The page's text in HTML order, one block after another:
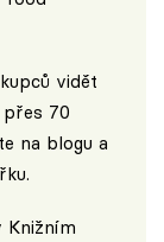
vidět
přes 70
na blogu a
Knižním